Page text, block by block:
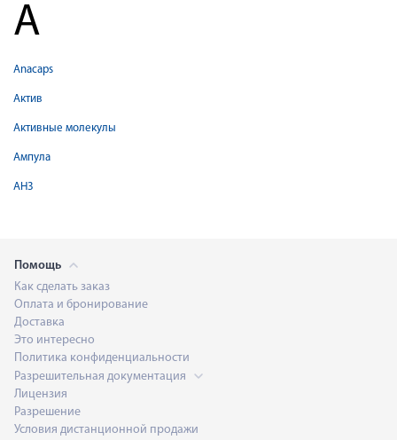
А
Аnacaps
Актив
Активные молекулы
Ампула
АН3
Помощь
Как сделать заказ
Оплата и бронирование
Доставка
Это интересно
Политика конфиденциальности
Разрешительная документация
Лицензия
Разрешение
Условия дистанционной продажи